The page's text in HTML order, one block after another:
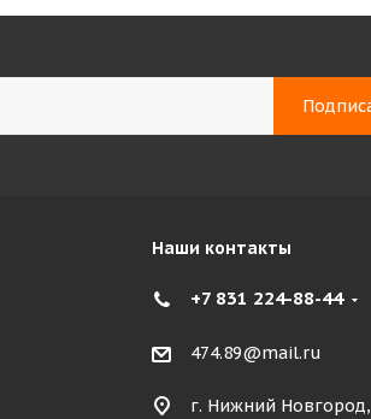
Наши контакты
+7 831 224-88-44
474.89@mail.ru
г. Нижний Новгород,